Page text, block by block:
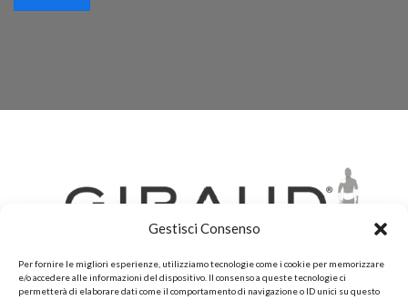
Gestisci Consenso
Per fornire le migliori esperienze, utilizziamo tecnologie come i cookie per memorizzare
e/o accedere alle informazioni del dispositivo. Il consenso a queste tecnologie ci
permetterà di elaborare dati come il comportamento di navigazione o ID unici su questo